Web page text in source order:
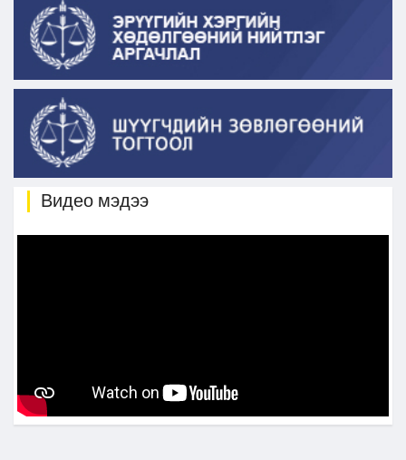
Видео мэдээ